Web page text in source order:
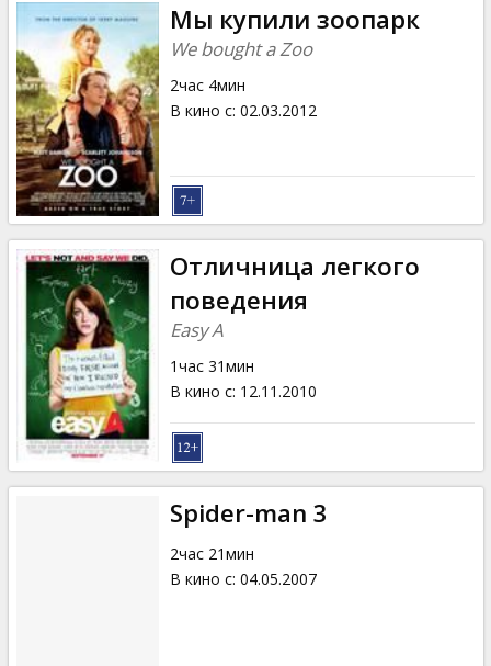
Мы купили зоопарк
We bought a Zoo
2час 4мин
В кино с: 02.03.2012
Отличница легкого
поведения
Easy A
1час 31мин
В кино с: 12.11.2010
Spider-man 3
2час 21мин
В кино с: 04.05.2007